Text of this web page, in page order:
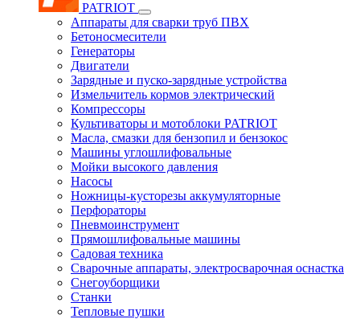
PATRIOT
Аппараты для сварки труб ПВХ
Бетоносмесители
Генераторы
Двигатели
Зарядные и пуско-зарядные устройства
Измельчитель кормов электрический
Компрессоры
Культиваторы и мотоблоки PATRIOT
Масла, смазки для бензопил и бензокос
Машины углошлифовальные
Мойки высокого давления
Насосы
Ножницы-кусторезы аккумуляторные
Перфораторы
Пневмоинструмент
Прямошлифовальные машины
Садовая техника
Сварочные аппараты, электросварочная оснастка
Снегоуборщики
Станки
Тепловые пушки